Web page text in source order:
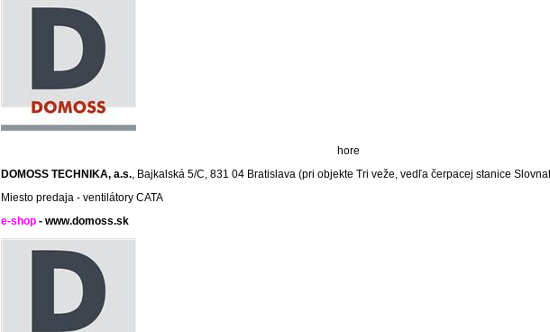
hore
DOMOSS TECHNIKA, a.s., Bajkalská 5/C, 831 04 Bratislava (pri objekte Tri veže, vedľa čerpacej stanice
Miesto predaja - ventilátory CATA
e-shop - www.domoss.sk